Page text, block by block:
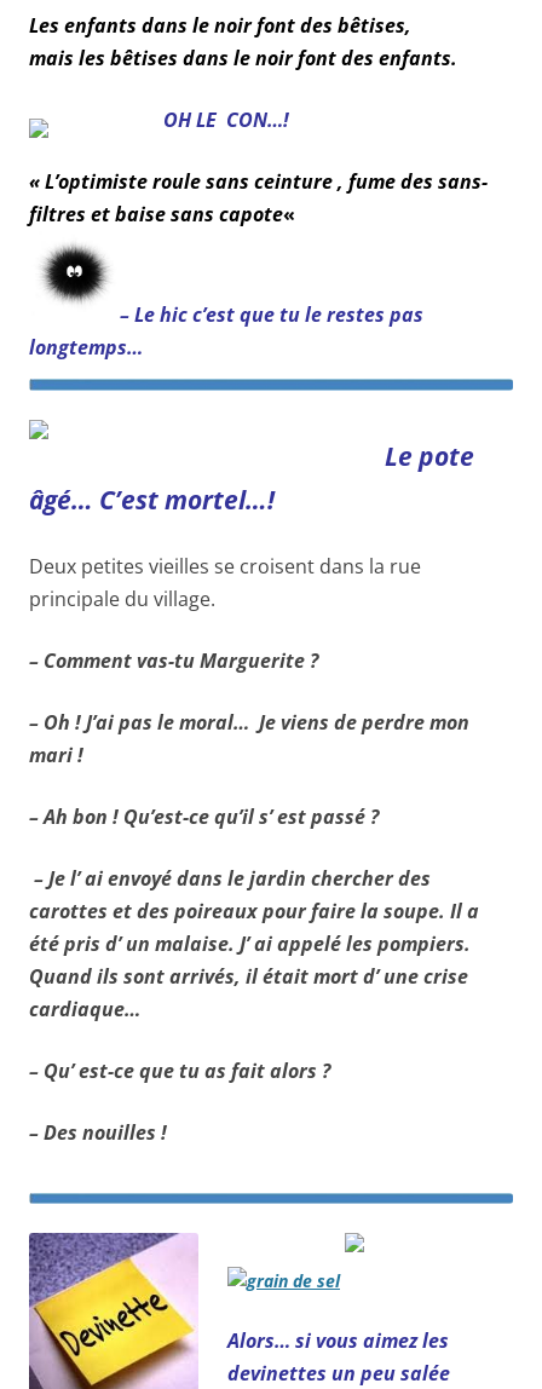
Les enfants dans le noir font des bêtises,
mais les bêtises dans le noir font des enfants.
OH LE CON…!
« L’optimiste roule sans ceinture , fume des sans-
filtres et baise sans capote«
– Le hic c’est que tu le restes pas
longtemps…
Le pote
âgé… C’est mortel…!
Deux petites vieilles se croisent dans la rue
principale du village.
– Comment vas-tu Marguerite ?
– Oh ! J’ai pas le moral… Je viens de perdre mon
mari !
– Ah bon ! Qu’est-ce qu’il s’ est passé ?
– Je l’ ai envoyé dans le jardin chercher des
carottes et des poireaux pour faire la soupe. Il a
été pris d’ un malaise. J’ ai appelé les pompiers.
Quand ils sont arrivés, il était mort d’ une crise
cardiaque…
– Qu’ est-ce que tu as fait alors ?
– Des nouilles !
Alors… si vous aimez les
devinettes un peu salée